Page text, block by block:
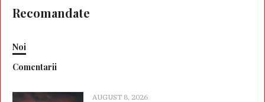
Recomandate
Noi
Comentarii
AUGUST 8, 2026